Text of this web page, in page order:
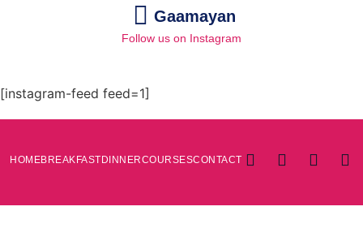
Gaamayan
Follow us on Instagram
[instagram-feed feed=1]
HOMEBREAKFASTDINNERCOURSESCONTACT